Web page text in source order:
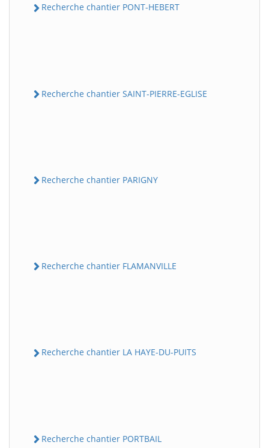
Recherche chantier PONT-HEBERT
Recherche chantier SAINT-PIERRE-EGLISE
Recherche chantier PARIGNY
Recherche chantier FLAMANVILLE
Recherche chantier LA HAYE-DU-PUITS
Recherche chantier PORTBAIL